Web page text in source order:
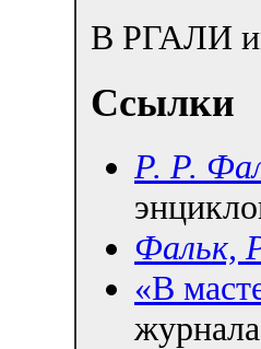
В РГАЛИ
Ссылки
Р. Р.
Фальк,
«В